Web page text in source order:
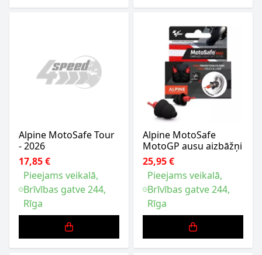
Alpine MotoSafe Tour
- 2026
17,85 €
Pieejams veikalā,
Brīvības gatve 244,
Rīga
Alpine MotoSafe
MotoGP ausu aizbāžņi
25,95 €
Pieejams veikalā,
Brīvības gatve 244,
Rīga